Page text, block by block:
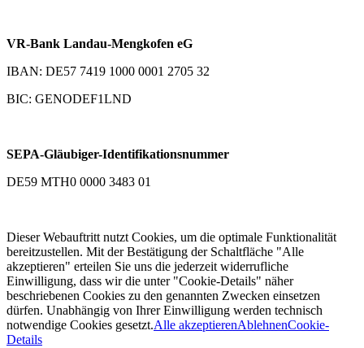
VR-Bank Landau-Mengkofen eG
IBAN: DE57 7419 1000 0001 2705 32
BIC: GENODEF1LND
SEPA-Gläubiger-Identifikationsnummer
DE59 MTH0 0000 3483 01
Dieser Webauftritt nutzt Cookies, um die optimale Funktionalität
bereitzustellen. Mit der Bestätigung der Schaltfläche "Alle
akzeptieren" erteilen Sie uns die jederzeit widerrufliche
Einwilligung, dass wir die unter "Cookie-Details" näher
beschriebenen Cookies zu den genannten Zwecken einsetzen
dürfen. Unabhängig von Ihrer Einwilligung werden technisch
notwendige Cookies gesetzt.Alle akzeptierenAblehnenCookie-
Details